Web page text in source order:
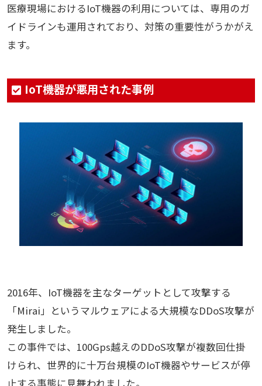
医療現場におけるIoT機器の利用については、専用のガ
イドラインも運用されており、対策の重要性がうかがえ
ます。
IoT機器が悪用された事例
2016年、IoT機器を主なターゲットとして攻撃する
「Mirai」というマルウェアによる大規模なDDoS攻撃が
発生しました。
この事件では、100Gps越えのDDoS攻撃が複数回仕掛
けられ、世界的に十万台規模のIoT機器やサービスが停
止する事態に見舞われました。